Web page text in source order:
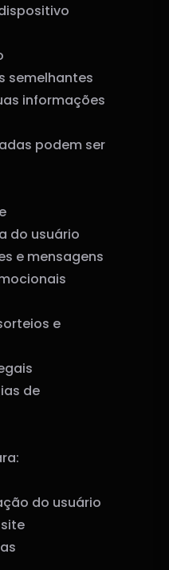
semelhantes
informações
podem ser
do usuário
e mensagens
e
de
do usuário